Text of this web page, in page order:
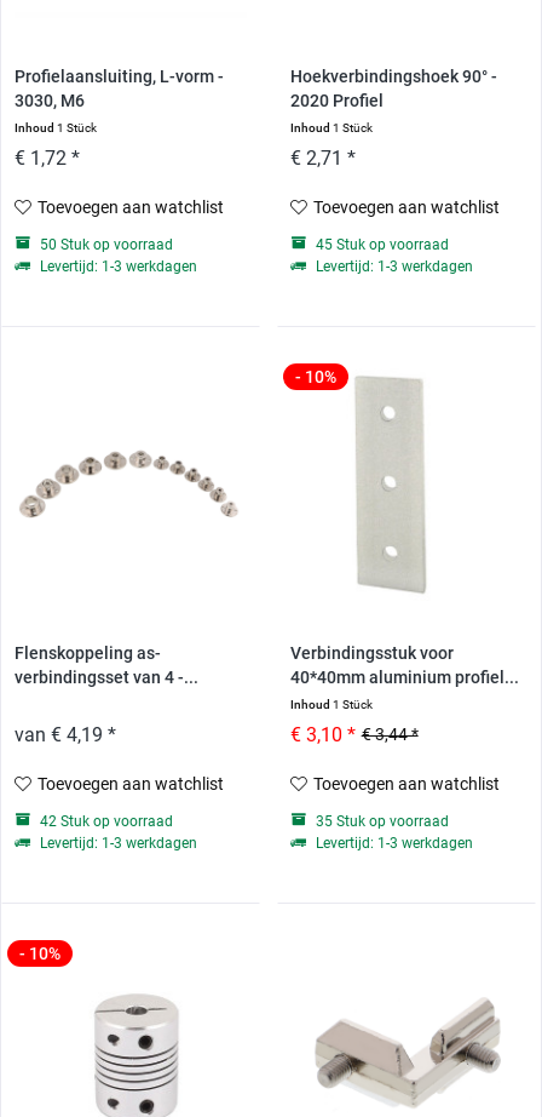
Profielaansluiting, L-vorm -
3030, M6
Inhoud1 Stück
€ 1,72 *
Toevoegen aan watchlist
50 Stuk op voorraad
Levertijd: 1-3 werkdagen
Hoekverbindingshoek 90° -
2020 Profiel
Inhoud 1 Stück
€ 2,71 *
Toevoegen aan watchlist
45 Stuk op voorraad
Levertijd: 1-3 werkdagen
Flenskoppeling as-
verbindingsset van 4 -...
van € 4,19 *
Toevoegen aan watchlist
42 Stuk op voorraad
Levertijd: 1-3 werkdagen
- 10%
Verbindingsstuk voor
40*40mm aluminium profiel...
Inhoud 1 Stück
€ 3,44 *
€ 3,10 *
Toevoegen aan watchlist
35 Stuk op voorraad
Levertijd: 1-3 werkdagen
- 10%